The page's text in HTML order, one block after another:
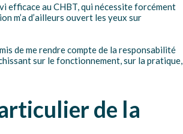
efficace au CHBT, qui nécessite forcément
m’a d’ailleurs ouvert les yeux sur
de me rendre compte de la responsabilité
sur le fonctionnement, sur la pratique,
de la